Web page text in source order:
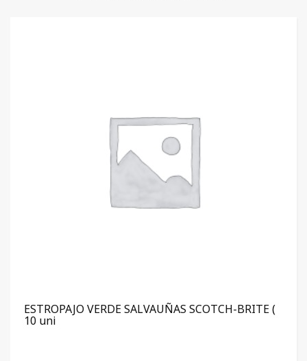
ESTROPAJO VERDE SALVAUÑAS SCOTCH-BRITE (
10 uni